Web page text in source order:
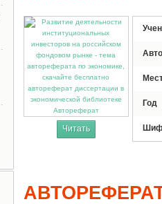
Автореферат
Читать
Год